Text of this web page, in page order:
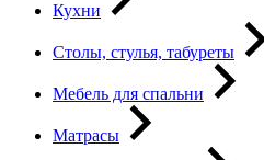
Кухни
Столы, стулья, табуреты
Мебель для спальни
Матрасы